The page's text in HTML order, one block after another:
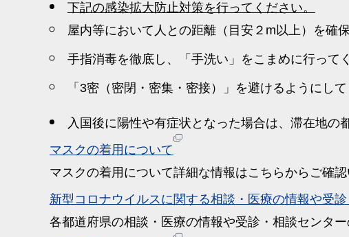
下記の感染拡大防止対策を行ってください。
屋内等において人との距離（目安２m以上）を確
手指消毒を徹底し、「手洗い」をこまめに行って
「3密（密閉・密集・密接）」を避けるようにして
入国後に陽性や有症状となった場合は、滞在地の
マスクの着用について
マスクの着用について詳細な情報はこちらからご確認
新型コロナウイルスに関する相談・医療の情報や受
各都道府県の相談・医療の情報や受診・相談センタ